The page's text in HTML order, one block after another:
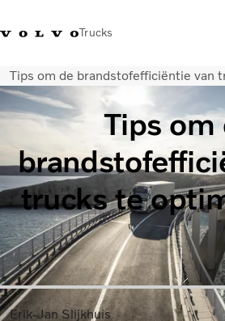
Trucks
Contact Kennis vergrotenMerchandiseInloggen
Transportoplossingen
CO2-reductie
Trucks
Truck Builder
Services
Dealer locator
Nieuws
Over ons
Tips om de brandstofefficiëntie van
Tips om
trucks te
Erik-Jan Slijkhuis